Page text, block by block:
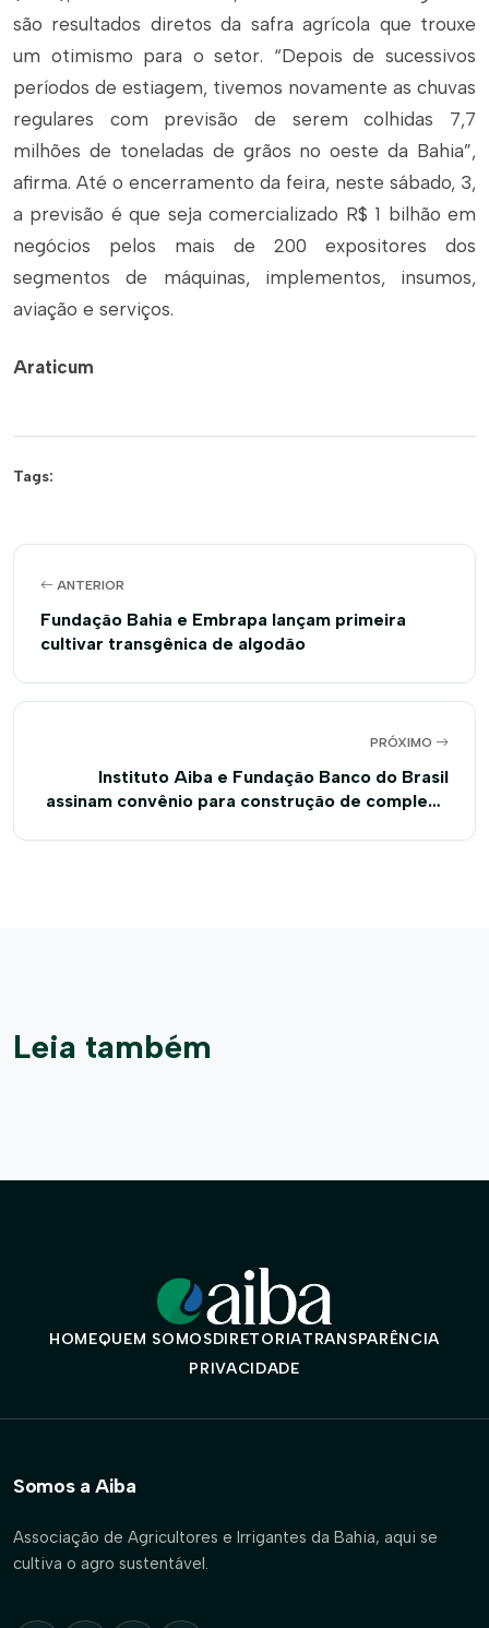
são resultados diretos da safra agrícola que trouxe
um otimismo para o setor. “Depois de sucessivos
períodos de estiagem, tivemos novamente as chuvas
regulares com previsão de serem colhidas 7,7
milhões de toneladas de grãos no oeste da Bahia”,
afirma. Até o encerramento da feira, neste sábado, 3,
a previsão é que seja comercializado R$ 1 bilhão em
negócios pelos mais de 200 expositores dos
segmentos de máquinas, implementos, insumos,
aviação e serviços.
Araticum
Tags:
ANTERIOR
Fundação Bahia e Embrapa lançam primeira
cultivar transgênica de algodão
PRÓXIMO
Instituto Aiba e Fundação Banco do Brasil
assinam convênio para construção de complexo
Leia também
HOMEQUEM SOMOSDIRETORIATRANSPARÊNCIA
PRIVACIDADE
Somos a Aiba
Associação de Agricultores e Irrigantes da Bahia, aqui se
cultiva o agro sustentável.